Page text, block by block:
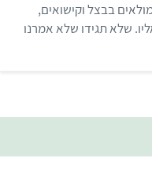
בבצל וקישואים,
שלא תגידו שלא אמרנו